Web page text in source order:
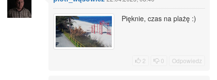
Pięknie, czas na plażę :)
2 0 Odpowiedz